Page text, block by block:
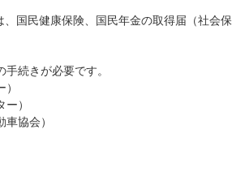
国民健康保険、国民年金の取得届（社会保
続きが必要です。
）
協会）